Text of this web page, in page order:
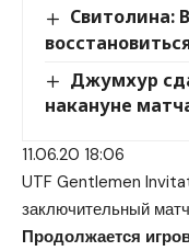
Свитолина:
Джумхур
накануне
11.06.20 18:06
UTF Gentlemen
заключительный
Продолжается